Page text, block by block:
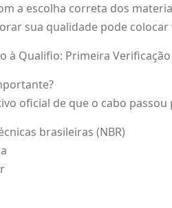
a escolha correta dos
sua qualidade pode colocar
à Qualifio: Primeira Verificação
oficial de que o cabo
brasileiras (NBR)